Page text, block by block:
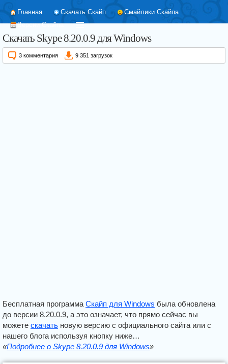
Главная Скачать Скайп
Смайлики Скайпа
Версии Скайпа
Скачать Skype 8.20.0.9 для Windows
3 комментария 9 351 загрузок
Бесплатная программа Скайп для Windows была обновлена
до версии 8.20.0.9, а это означает, что прямо сейчас вы
можете скачать новую версию с официального сайта или с
нашего блога используя кнопку ниже…
«Подробнее о Skype 8.20.0.9 для Windows»